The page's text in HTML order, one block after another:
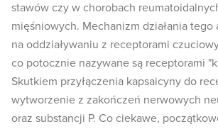
stawów czy w chorobach
mięśniowych. Mechanizm działania
na oddziaływaniu z receptorami
co potocznie nazywane są receptorami
Skutkiem przyłączenia kapsaicyny do
wytworzenie z zakończeń nerwowych
oraz substancji P. Co ciekawe,